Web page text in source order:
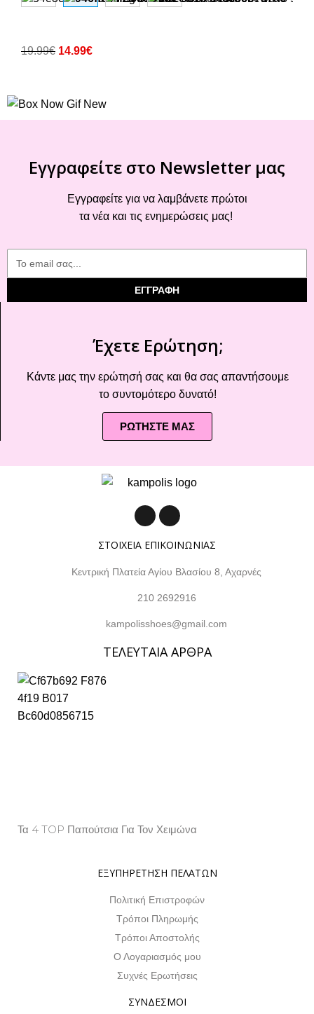
19.99€ 14.99€
Εγγραφείτε στο Newsletter μας
Εγγραφείτε για να λαμβάνετε πρώτοι
τα νέα και τις ενημερώσεις μας!
ΕΓΓΡΑΦΗ
Έχετε Ερώτηση;
Κάντε μας την ερώτησή σας και θα σας απαντήσουμε
το συντομότερο δυνατό!
ΡΩΤΗΣΤΕ ΜΑΣ
ΣΤΟΙΧΕΙΑ ΕΠΙΚΟΙΝΩΝΙΑΣ
Κεντρική Πλατεία Αγίου Βλασίου 8, Αχαρνές
210 2692916
kampolisshoes@gmail.com
ΤΕΛΕΥΤΑΙΑ ΑΡΘΡΑ
Τα 4 TOP Παπούτσια Για Τον Χειμώνα
ΕΞΥΠΗΡΕΤΗΣΗ ΠΕΛΑΤΩΝ
Πολιτική Επιστροφών
Τρόποι Πληρωμής
Τρόποι Αποστολής
Ο Λογαριασμός μου
Συχνές Ερωτήσεις
ΣΥΝΔΕΣΜΟΙ